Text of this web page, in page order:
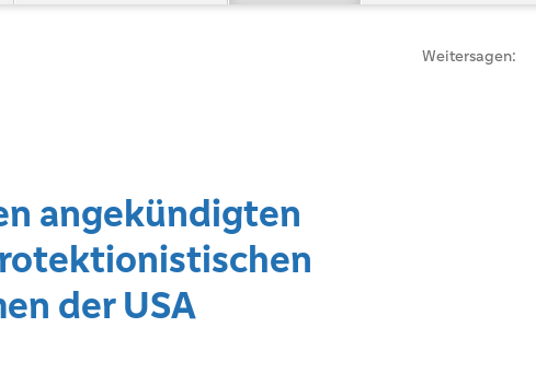
Weitersagen:
angekündigten
der USA